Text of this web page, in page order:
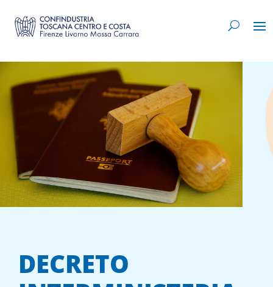
DECRETO